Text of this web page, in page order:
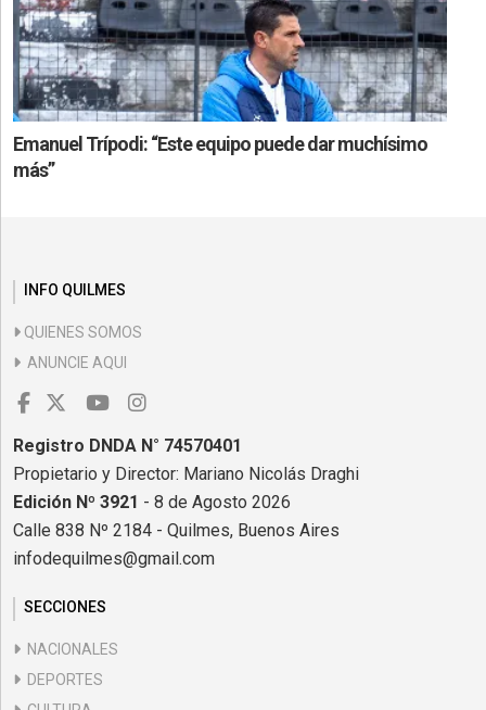
Emanuel Trípodi: “Este equipo puede dar muchísimo
más”
INFO QUILMES
QUIENES SOMOS
ANUNCIE AQUI
Registro DNDA N° 74570401
Propietario y Director: Mariano Nicolás Draghi
Edición Nº 3921 - 8 de Agosto 2026
Calle 838 Nº 2184 - Quilmes, Buenos Aires
infodequilmes@gmail.com
SECCIONES
NACIONALES
DEPORTES